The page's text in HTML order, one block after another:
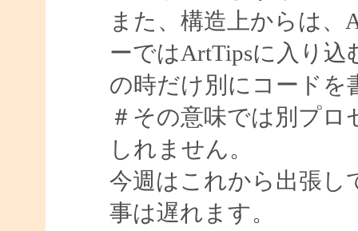
また、構造上からは、
ーではArtTipsに入り
の時だけ別にコードを
＃その意味では別プ
しれません。
今週はこれから出張し
事は遅れます。